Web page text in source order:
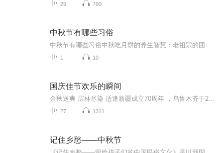
29 790
中秋节有哪些习俗
1 10
国庆佳节欢乐的瞬间
27 1311
记住乡愁——中秋节